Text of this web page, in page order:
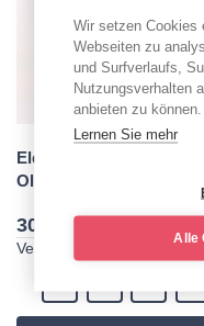
Elegante Hose in
Olivgrün
30,00 €
Verfügbare Größen:
Wir setzen Cookies
Webseiten zu
und Surfverlaufs,
Nutzungsverhalten
anbieten zu können.
Lernen Sie mehr
Alle